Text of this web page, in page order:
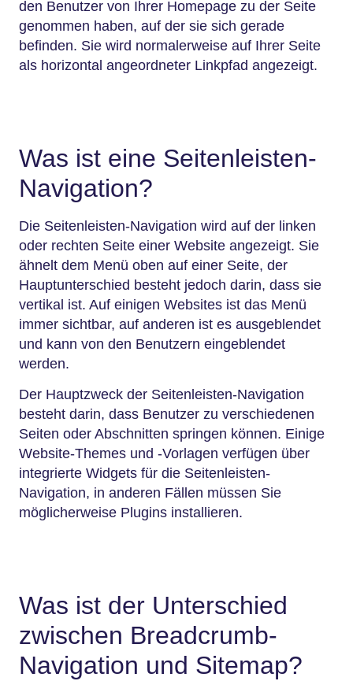
den Benutzer von Ihrer Homepage zu der Seite
genommen haben, auf der sie sich gerade
befinden. Sie wird normalerweise auf Ihrer Seite
als horizontal angeordneter Linkpfad angezeigt.
Was ist eine Seitenleisten-
Navigation?
Die Seitenleisten-Navigation wird auf der linken
oder rechten Seite einer Website angezeigt. Sie
ähnelt dem Menü oben auf einer Seite, der
Hauptunterschied besteht jedoch darin, dass sie
vertikal ist. Auf einigen Websites ist das Menü
immer sichtbar, auf anderen ist es ausgeblendet
und kann von den Benutzern eingeblendet
werden.
Der Hauptzweck der Seitenleisten-Navigation
besteht darin, dass Benutzer zu verschiedenen
Seiten oder Abschnitten springen können. Einige
Website-Themes und -Vorlagen verfügen über
integrierte Widgets für die Seitenleisten-
Navigation, in anderen Fällen müssen Sie
möglicherweise Plugins installieren.
Was ist der Unterschied
zwischen Breadcrumb-
Navigation und Sitemap?